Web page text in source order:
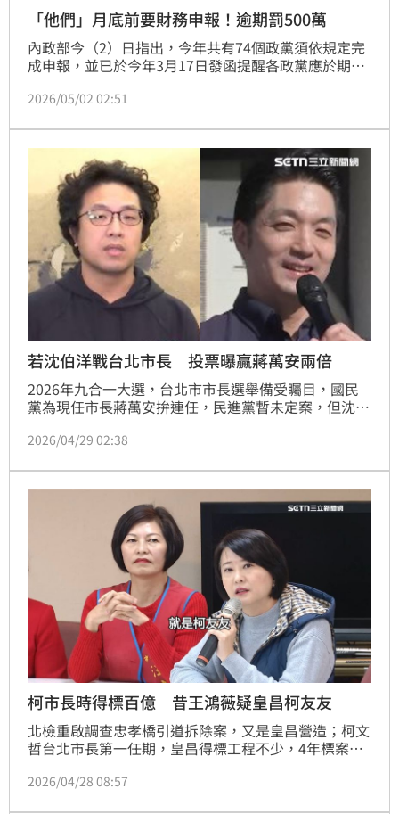
「他們」月底前要財務申報！逾期罰500萬
內政部今（2）日指出，今年共有74個政黨須依規定完
成申報，並已於今年3月17日發函提醒各政黨應於期限
高可處新臺幣500萬元罰鍰；有申報但不符規定，經通
2026/05/02 02:51
若沈伯洋戰台北市長 投票曝贏蔣萬安兩倍
2026年九合一大選，台北市市長選舉備受矚目，國民
黨為現任市長蔣萬安拚連任，民進黨暫未定案，但沈伯
問「沈伯洋若與蔣萬安搶台北市長，你支持誰？」截至
萬安為32%。
2026/04/29 02:38
柯市長時得標百億 昔王鴻薇疑皇昌柯友友
北檢重啟調查忠孝橋引道拆除案，又是皇昌營造；柯文
哲台北市長第一任期，皇昌得標工程不少，4年標案金
是「柯友友」嗎？而律師分析，接下來還有魚果市場等
2026/04/28 08:57